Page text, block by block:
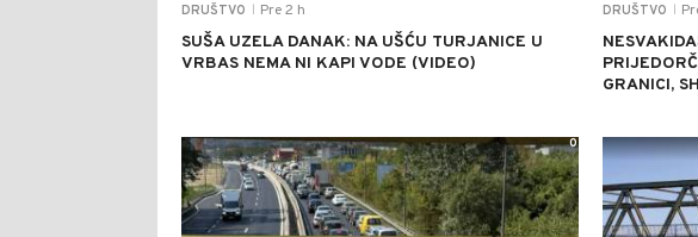
DRUŠTVO Pre 2 h
SUŠA UZELA DANAK: NA UŠĆU TURJANICE U
VRBAS NEMA NI KAPI VODE (VIDEO)
DRUŠTVO
GRANICI,
0